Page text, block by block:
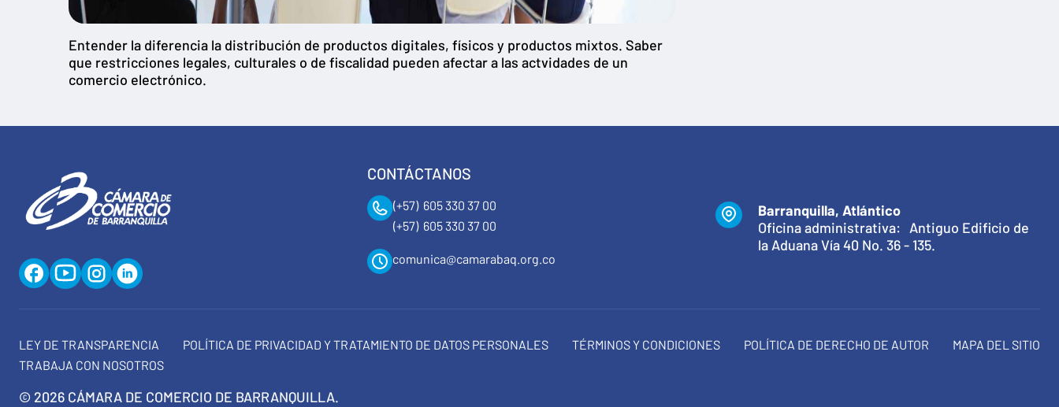
Entender la diferencia la distribución de productos digitales, físicos y productos mixtos. Saber
que restricciones legales, culturales o de fiscalidad pueden afectar a las actvidades de un
comercio electrónico.
CONTÁCTANOS
(+57) 605 330 37 00
(+57) 605 330 37 00
comunica@camarabaq.org.co
Barranquilla, Atlántico
Oficina administrativa: Antiguo Edificio de
la Aduana Vía 40 No. 36 - 135.
LEY DE TRANSPARENCIA POLÍTICA DE PRIVACIDAD Y TRATAMIENTO DE DATOS PERSONALES TÉRMINOS Y CONDICIONES POLÍTICA DE DERECHO DE AUTOR
MAPA DEL SITIO
TRABAJA CON NOSOTROS
© 2026 CÁMARA DE COMERCIO DE BARRANQUILLA.